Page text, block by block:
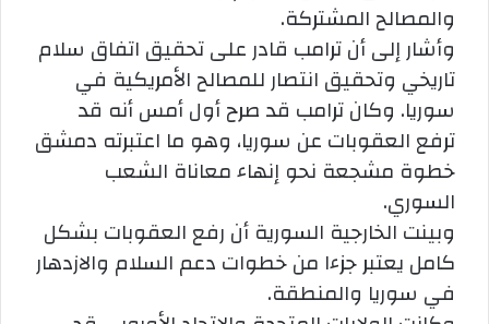
والمصالح المشتركة.
وأشار إلى أن ترامب قادر على تحقيق اتفاق سلام
تاريخي وتحقيق انتصار للمصالح الأمريكية في
سوريا. وكان ترامب قد صرح أول أمس أنه قد
ترفع العقوبات عن سوريا، وهو ما اعتبرته دمشق
خطوة مشجعة نحو إنهاء معاناة الشعب
السوري.
وبينت الخارجية السورية أن رفع العقوبات بشكل
كامل يعتبر جزءا من خطوات دعم السلام والازدهار
في سوريا والمنطقة.